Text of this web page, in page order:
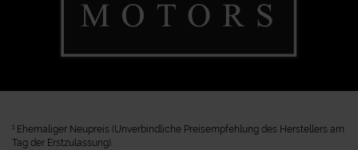
1
Ehemaliger Neupreis (Unverbindliche Preisempfehlung des Herstellers am
Tag der Erstzulassung).